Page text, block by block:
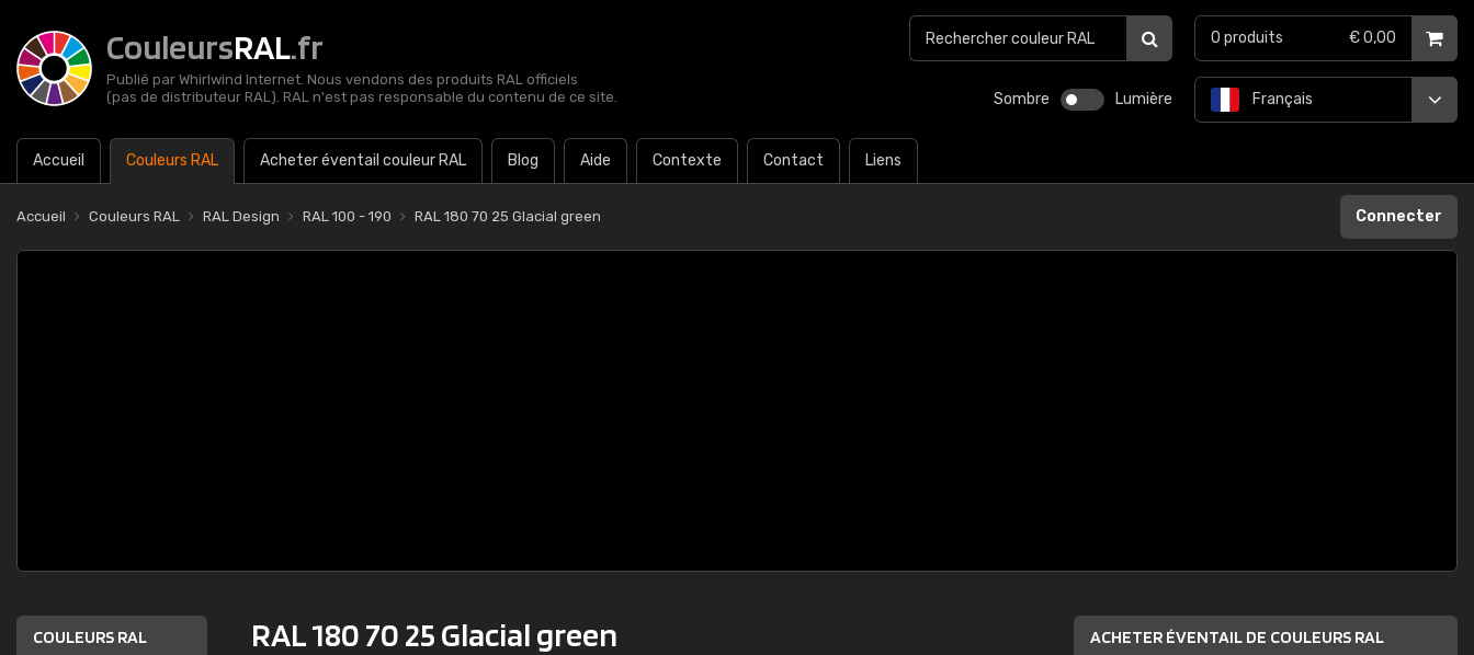
CouleursRAL.fr
Publié par Whirlwind Internet. Nous vendons des produits RAL officiels
(pas de distributeur RAL). RAL n'est pas responsable du contenu de ce site.
Sombre Lumière
Accueil Couleurs RAL Acheter éventail couleur RAL Blog Aide Contexte Contact Liens
Français
0 produits € 0,00
Accueil Couleurs RAL RAL Design RAL 100 - 190 RAL 180 70 25 Glacial green Connecter
COULEURS RAL RAL 180 70 25 Glacial green ACHETER ÉVENTAIL DE COULEURS RAL